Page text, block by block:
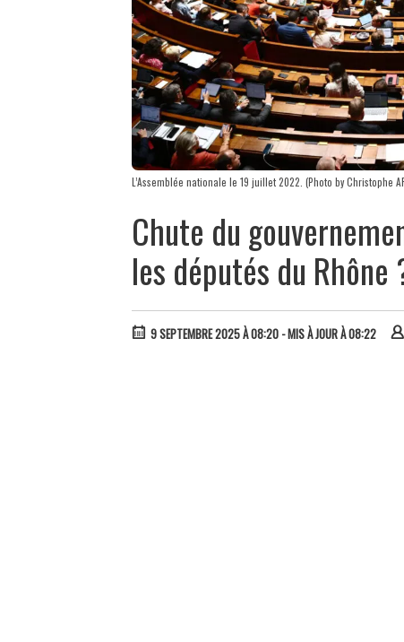
L’Assemblée nationale le 19 juillet 2022. (Photo by Christophe
Chute du
les députés du Rhône
9 SEPTEMBRE 2025 À 08:20 - MIS À JOUR À 08:22